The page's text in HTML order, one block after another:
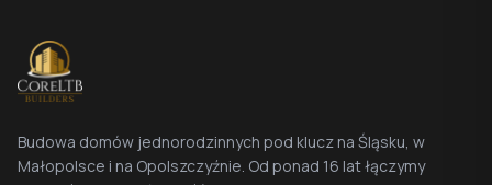
Budowa domów jednorodzinnych pod klucz na Śląsku, w
Małopolsce i na Opolszczyźnie. Od ponad 16 lat łączymy